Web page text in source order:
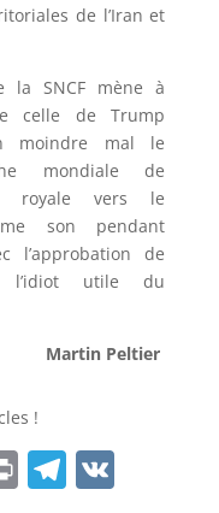
de l’Iran et
la SNCF mène à
celle de Trump
moindre mal le
mondiale de
royale vers le
son pendant
l’approbation de
l’idiot utile du
Martin Peltier
!
P T V